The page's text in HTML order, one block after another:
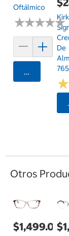
Oftálmico
★★★★★
★★★★★
Agregar
De
★
★
Otros
$1,499.00